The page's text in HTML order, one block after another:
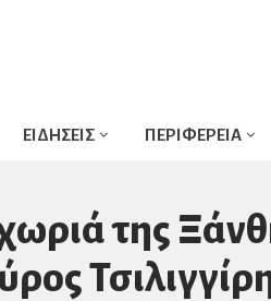
ΕΙΔΗΣΕΙΣ ΠΕΡΙΦΕΡΕΙΑ
χωριά της